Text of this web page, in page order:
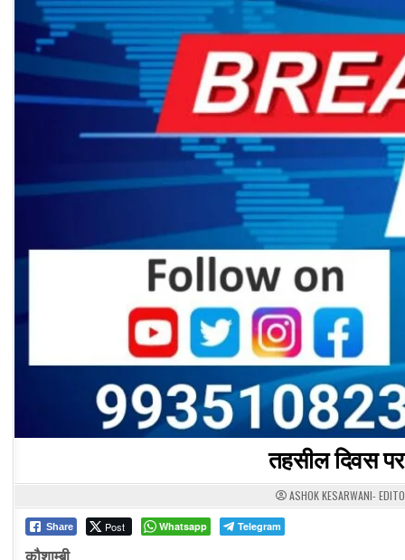
तहसील दिवस
ASHOK KESARWANI-
Share Post Whatsapp Telegram
कौशाम्बी